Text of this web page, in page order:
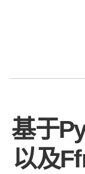
基于
以及